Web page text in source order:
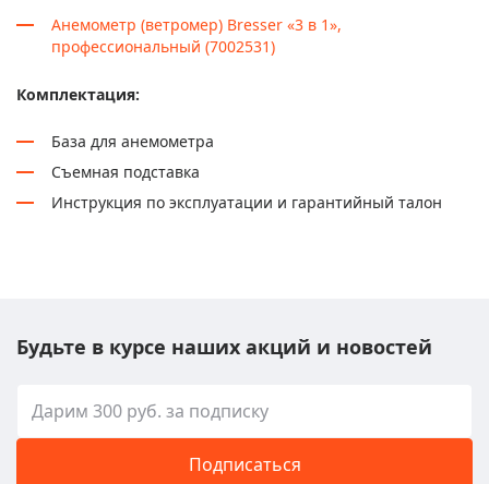
Анемометр (ветромер) Bresser «3 в 1»,
профессиональный (7002531)
Комплектация:
База для анемометра
Съемная подставка
Инструкция по эксплуатации и гарантийный талон
Будьте в курсе наших акций и новостей
Подписаться